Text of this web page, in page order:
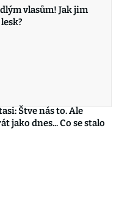
vlasům! Jak jim
Štve nás to. Ale
jako dnes... Co se stalo